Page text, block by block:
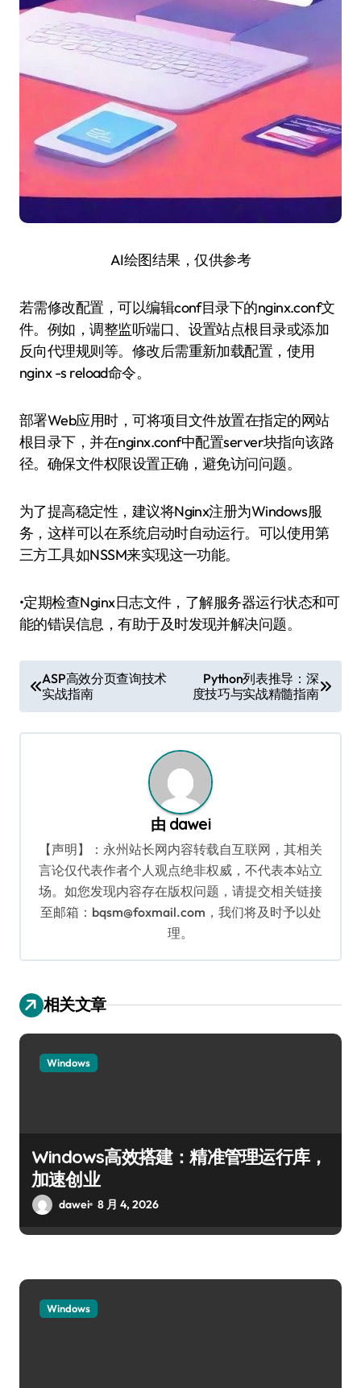
AI绘图结果，仅供参考
若需修改配置，可以编辑conf目录下的nginx.conf文
件。例如，调整监听端口、设置站点根目录或添加
反向代理规则等。修改后需重新加载配置，使用
nginx -s reload命令。
部署Web应用时，可将项目文件放置在指定的网站
根目录下，并在nginx.conf中配置server块指向该路
径。确保文件权限设置正确，避免访问问题。
为了提高稳定性，建议将Nginx注册为Windows服
务，这样可以在系统启动时自动运行。可以使用第
三方工具如NSSM来实现这一功能。
•定期检查Nginx日志文件，了解服务器运行状态和可
能的错误信息，有助于及时发现并解决问题。
章
导
ASP高效分页查询技术
实战指南
Python列表推导：深
度技巧与实战精髓指南
由 dawei
【声明】：永州站长网内容转载自互联网，其相关
言论仅代表作者个人观点绝非权威，不代表本站立
场。如您发现内容存在版权问题，请提交相关链接
至邮箱：bqsm@foxmail.com，我们将及时予以处
理。
相关文章
Windows
Windows高效搭建：精准管理运行库，
加速创业
dawei 8 月 4, 2026
Windows